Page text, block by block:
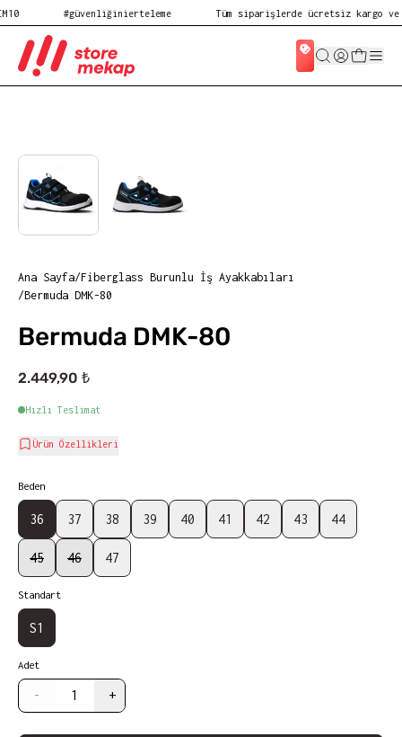
#güvenliğinierteleme Tüm siparişlerde ücretsiz kargo ve
Ana Sayfa/Fiberglass Burunlu İş Ayakkabıları
/Bermuda DMK-80
Bermuda DMK-80
2.449,90 ₺
Hızlı Teslimat
Ürün Özellikleri
Beden
36 37 38 39 40 41 42 43 44
45 46 47
Standart
S1
Adet
- +